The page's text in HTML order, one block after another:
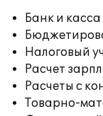
Банк и касса
Налоговый
Расчет
Расчеты с
Товарно-